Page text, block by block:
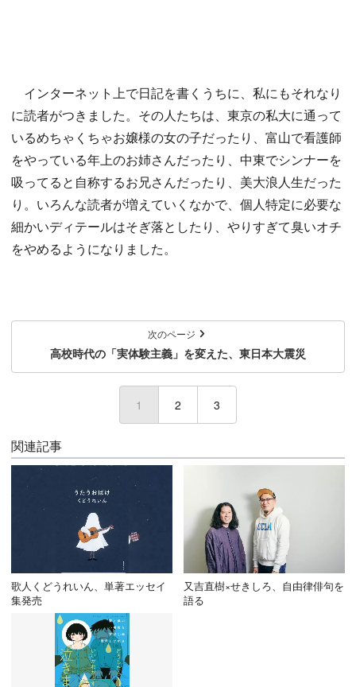
インターネット上で日記を書くうちに、私にもそれなり
に読者がつきました。その人たちは、東京の私大に通って
いるめちゃくちゃお嬢様の女の子だったり、富山で看護師
をやっている年上のお姉さんだったり、中東でシンナーを
吸ってると自称するお兄さんだったり、美大浪人生だった
り。いろんな読者が増えていくなかで、個人特定に必要な
細かいディテールはそぎ落としたり、やりすぎて臭いオチ
をやめるようになりました。
次のページ
高校時代の「実体験主義」を変えた、東日本大震災
1 (current)
2 3
関連記事
歌人くどうれいん、単著エッセイ
集発売
又吉直樹×せきしろ、自由律俳句を
語る